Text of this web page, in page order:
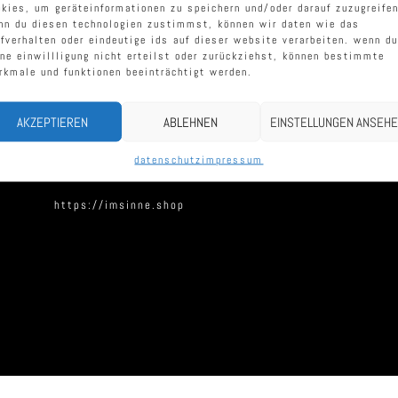
um geräteinformationen zu speichern und/oder darauf
du diesen technologien zustimmst, können wir daten wie das
oder eindeutige ids auf dieser website verarbeiten. wenn du
einwillligung nicht erteilst oder zurückziehst, können bestimmte
und funktionen beeinträchtigt werden.
AKZEPTIEREN ABLEHNEN EINSTELLUNGEN
datenschutzimpressum
warum hat das ideenbrett seine form?
https://imsinne.shop